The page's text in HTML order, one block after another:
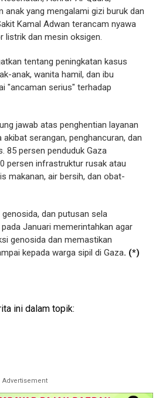
anak yang mengalami gizi buruk dan
Kamal Adwan terancam nyawa
listrik dan mesin oksigen.
tentang peningkatan kasus
anak, wanita hamil, dan ibu
"ancaman serius" terhadap
jawab atas penghentian layanan
serangan, penghancuran, dan
85 persen penduduk Gaza
persen infrastruktur rusak atau
makanan, air bersih, dan obat-
dan putusan sela
Januari memerintahkan agar
genosida dan memastikan
kepada warga sipil di Gaza. (*)
ini dalam topik:
Advertisement